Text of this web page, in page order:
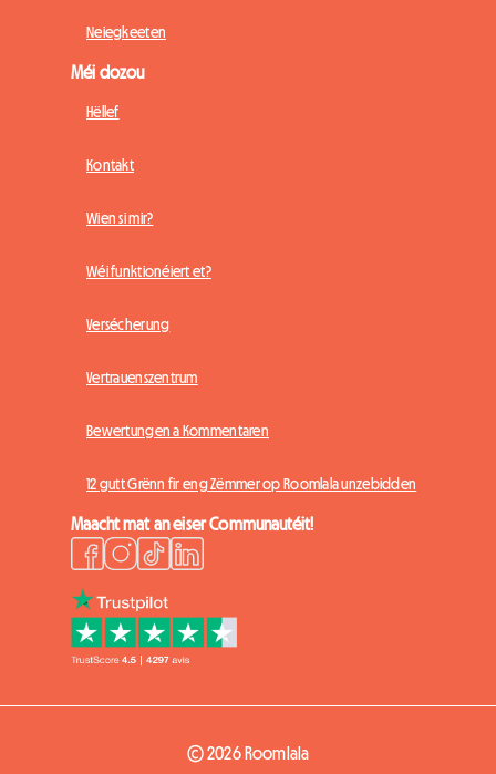
Neiegkeeten
Méi dozou
Hëllef
Kontakt
Wien si mir?
Wéi funktionéiert et?
Versécherung
Vertrauenszentrum
Bewertungen a Kommentaren
12 gutt Grënn fir eng Zëmmer op Roomlala unzebidden
Maacht mat an eiser Communautéit!
© 2026 Roomlala